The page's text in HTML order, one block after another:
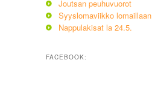
Joutsan peuhuvuorot
Syyslomaviikko lomaillaan
Nappulakisat la 24.5.
FACEBOOK: